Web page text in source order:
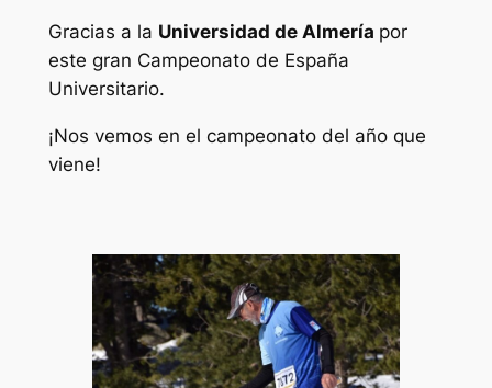
Gracias a la Universidad de Almería por
este gran Campeonato de España
Universitario.
¡Nos vemos en el campeonato del año que
viene!